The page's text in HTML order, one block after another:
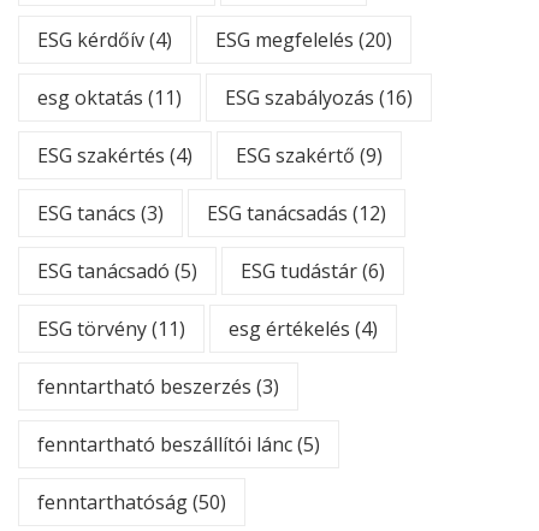
ESG kérdőív(4) ESG megfelelés (20)
esg oktatás (11) ESG szabályozás (16)
ESG szakértés (4) ESG szakértő (9)
ESG tanács (3) ESG tanácsadás (12)
ESG tanácsadó (5) ESG tudástár(6)
ESG törvény(11) esg értékelés (4)
fenntartható beszerzés (3)
fenntartható beszállítói lánc(5)
fenntarthatóság(50)